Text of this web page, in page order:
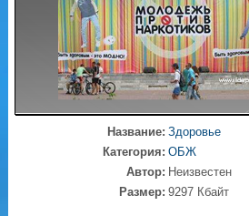
Название: Здоровье
Категория: ОБЖ
Автор: Неизвестен
Размер: 9297 Кбайт